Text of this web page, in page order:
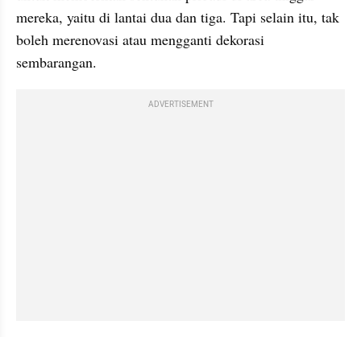
mereka, yaitu di lantai dua dan tiga. Tapi selain itu, tak
boleh merenovasi atau mengganti dekorasi
sembarangan.
ADVERTISEMENT